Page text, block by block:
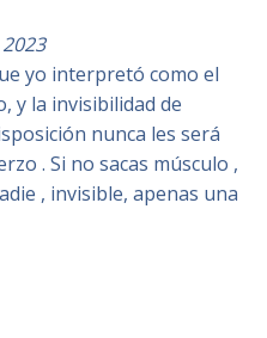
yo interpretó como el
y la invisibilidad de
nunca les será
. Si no sacas músculo ,
, invisible, apenas una